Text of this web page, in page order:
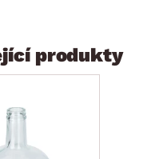
produkty